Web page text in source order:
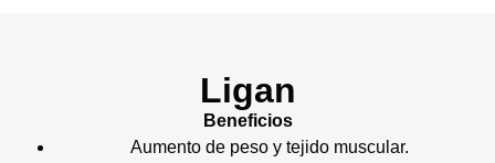
Ligan
Beneficios
Aumento de peso y tejido muscular.